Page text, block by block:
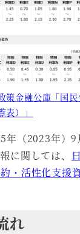
策金融公庫「国
表）」
年（2023年）
に関しては、
・活性化支援資
れ